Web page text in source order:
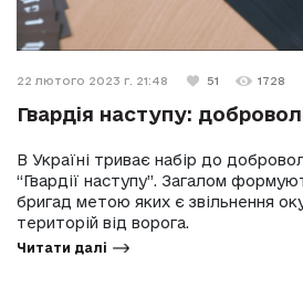
22 лютого 2023 г. 21:48 51 1728
Гвардія наступу:
В Україні триває набір до
“Гвардії наступу”. Загалом
бригад метою яких є звільнення
територій від ворога.
Читати далі